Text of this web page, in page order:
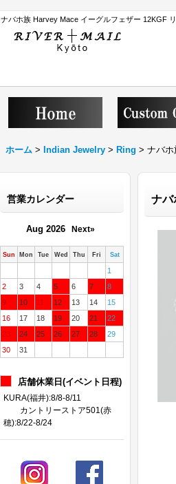
ナバホ族 Harvey Mace イーグルフェザー 12KGF
ホーム > Indian Jewelry > Ring > ナバ
営業カレンダー
Aug 2026 Next»
Sun Mon Tue Wed Thu Fri Sat
1
2
3 4 5 6 7
8
9
10 11 12 13 14
15
16
17 18 19 20 21
22
23
24 25 26 27 28
29
30
31
店舗休業日(イベント日程)
KURA(福井):8/8-8/11
カントリーストア501(赤
穂):8/22-8/24
ナバ